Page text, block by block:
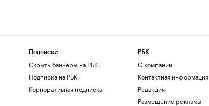
Подписки
Скрыть баннеры на РБК
Подписка на РБК
Корпоративная подписка
РБК
О компании
Контактная информация
Редакция
Размещение рекламы